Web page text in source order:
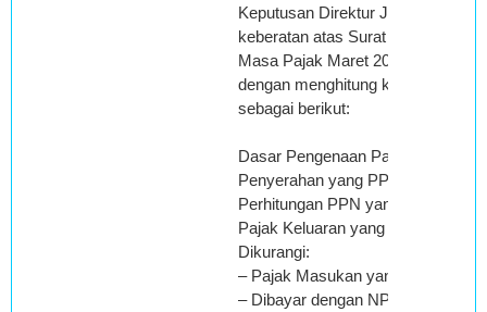
Keputusan Direktur Jenderal
keberatan atas Surat Ketetapan
Masa Pajak Maret 2008 Nomor
dengan menghitung kembali
sebagai berikut:
Dasar Pengenaan Pajak
Penyerahan yang PPN-nya harus
Perhitungan PPN yang kurang
Pajak Keluaran yang harus
Dikurangi:
– Pajak Masukan yang dapat
– Dibayar dengan NPWP sendiri